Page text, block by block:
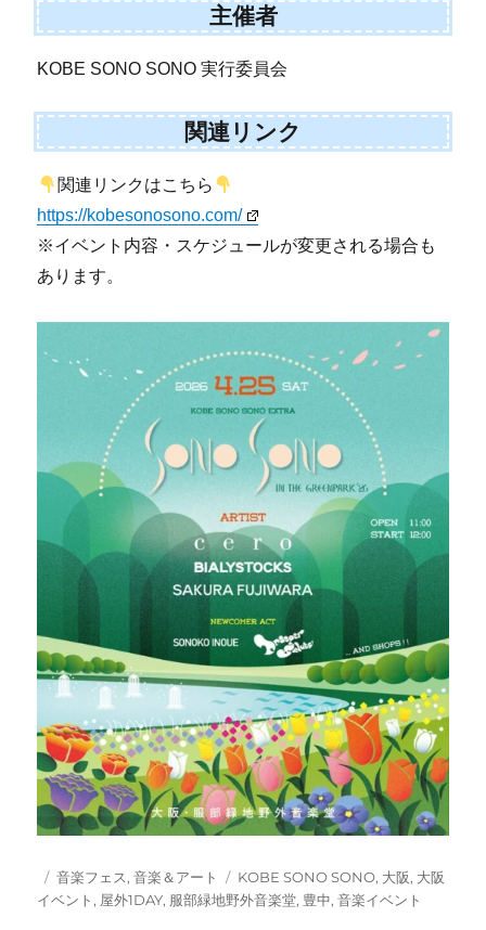
主催者
KOBE SONO SONO 実行委員会
関連リンク
関連リンクはこちら
https://kobesonosono.com/
※イベント内容・スケジュールが変更される場合も
あります。
投
稿
カ
テ
音楽フェス,音楽＆アート
タ
グ
KOBE SONO SONO, 大阪, 大阪
イベント, 屋外1DAY, 服部緑地野外音楽堂, 豊中,音楽イベント